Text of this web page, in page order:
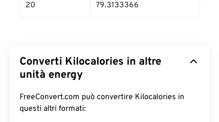
20 79.3133366
Converti Kilocalories in altre
unità energy
FreeConvert.com può convertire Kilocalories in
questi altri formati: